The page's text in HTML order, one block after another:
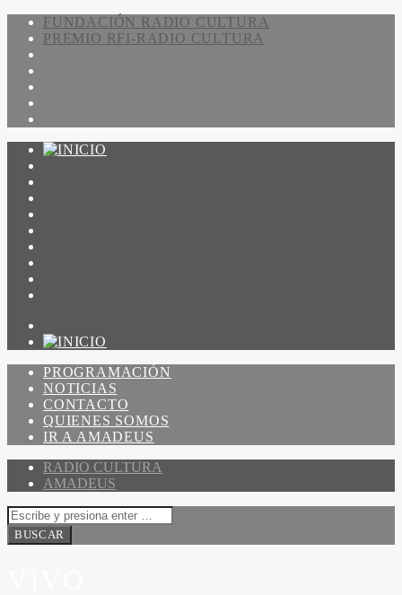
FUNDACIÓN RADIO CULTURA
PREMIO RFI-RADIO CULTURA
PROGRAMACIÓN
NOTICIAS
CONTACTO
QUIENES SOMOS
IR A AMADEUS
RADIO CULTURA
AMADEUS